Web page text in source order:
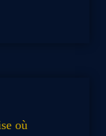
où